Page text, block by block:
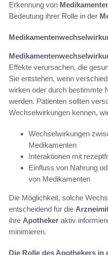
Erkennung von
Bedeutung ihrer Rolle in der
Effekte verursachen, die
Sie entstehen, wenn
wirken oder durch bestimmte
werden. Patienten sollten
Wechselwirkungen kennen,
Wechselwirkungen
Medikamenten
Interaktionen mit
Einfluss von Nahrung
von Medikamenten
Die Möglichkeit, solche
entscheidend für die
ihre Apotheker aktiv
minimieren.
Die Rolle des Apothekers in